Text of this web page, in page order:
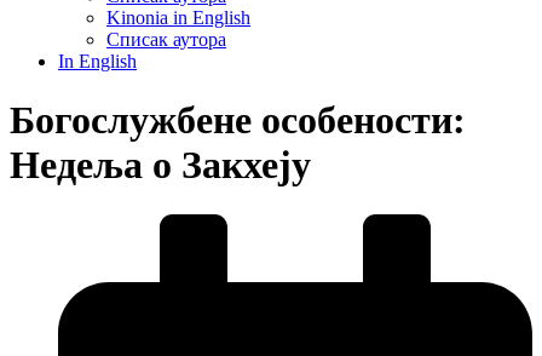
Kinonia in English
Списак аутора
In English
Богослужбене особености:
Недеља о Закхеју